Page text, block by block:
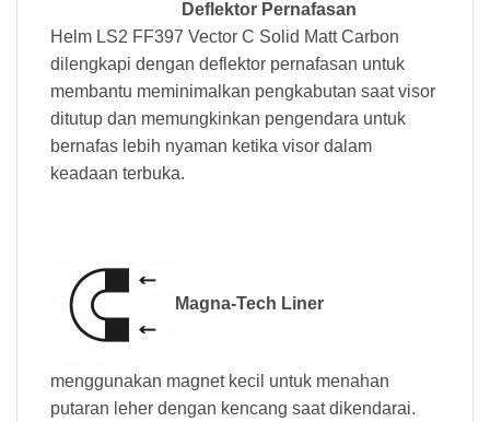
Deflektor Pernafasan
Helm LS2 FF397 Vector C Solid Matt Carbon
dilengkapi dengan deflektor pernafasan untuk
membantu meminimalkan pengkabutan saat visor
ditutup dan memungkinkan pengendara untuk
bernafas lebih nyaman ketika visor dalam
keadaan terbuka.
Magna-Tech Liner
menggunakan magnet kecil untuk menahan
putaran leher dengan kencang saat dikendarai.